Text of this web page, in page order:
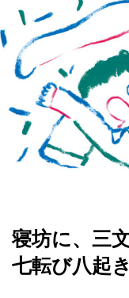
寝坊に、三
七転び八起き